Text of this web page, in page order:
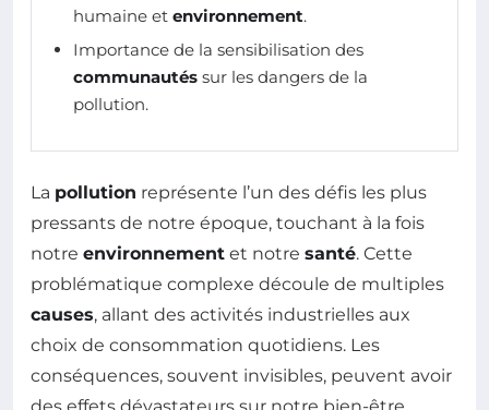
humaine et environnement.
Importance de la sensibilisation des
communautés sur les dangers de la
pollution.
La pollution représente l’un des défis les plus
pressants de notre époque, touchant à la fois
notre environnement et notre santé. Cette
problématique complexe découle de multiples
causes, allant des activités industrielles aux
choix de consommation quotidiens. Les
conséquences, souvent invisibles, peuvent avoir